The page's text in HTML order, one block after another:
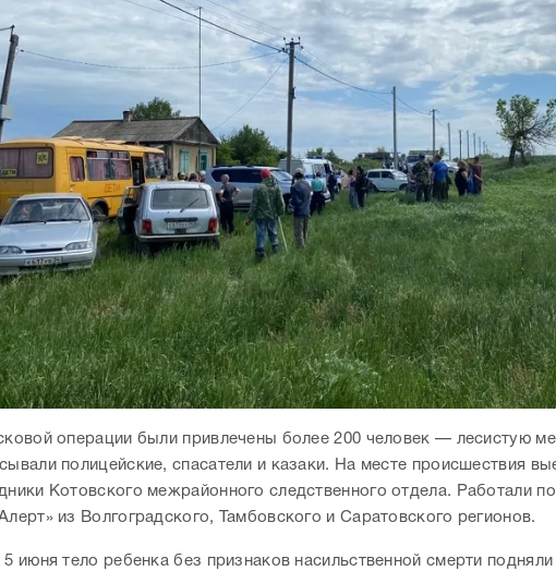
операции были привлечены более 200 человек — лесистую
полицейские, спасатели и казаки. На месте происшествия
Котовского межрайонного следственного отдела. Работали
из Волгоградского, Тамбовского и Саратовского регионов.
июня тело ребенка без признаков насильственной смерти подняли